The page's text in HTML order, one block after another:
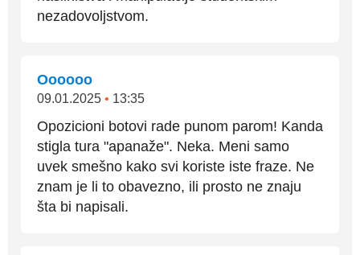
nezadovoljstvom.
Oooooo
09.01.2025 • 13:35
Opozicioni botovi rade punom parom! Kanda
stigla tura "apanaže". Neka. Meni samo
uvek smešno kako svi koriste iste fraze. Ne
znam je li to obavezno, ili prosto ne znaju
šta bi napisali.